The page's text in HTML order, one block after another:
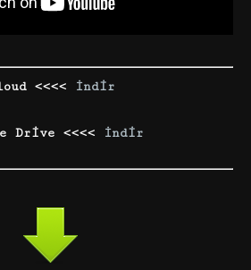
<<<< İndir
Drive <<<< İndir